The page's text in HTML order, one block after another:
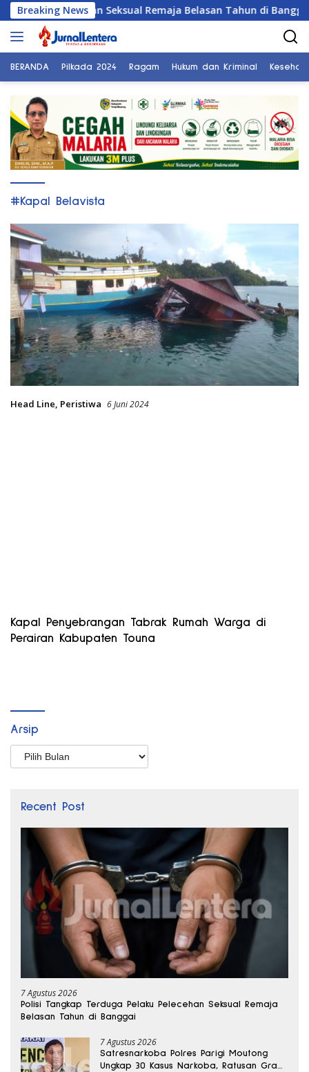
Langsung
ke
konten
Breaking News
Pelecehan Seksual Remaja Belasan Tahun di Banggai
BERANDA Pilkada 2024 Ragam Hukum dan Kriminal
#Kapal Belavista
Head Line, Peristiwa 6 Juni 2024
Kapal Penyebrangan Tabrak Rumah Warga di
Perairan Kabupaten Touna
Arsip
Arsip
Recent Post
7 Agustus 2026
Polisi Tangkap Terduga Pelaku Pelecehan Seksual Remaja
Belasan Tahun di Banggai
7 Agustus 2026
Satresnarkoba Polres Parigi Moutong
Ungkap 30 Kasus Narkoba, Ratusan Gram